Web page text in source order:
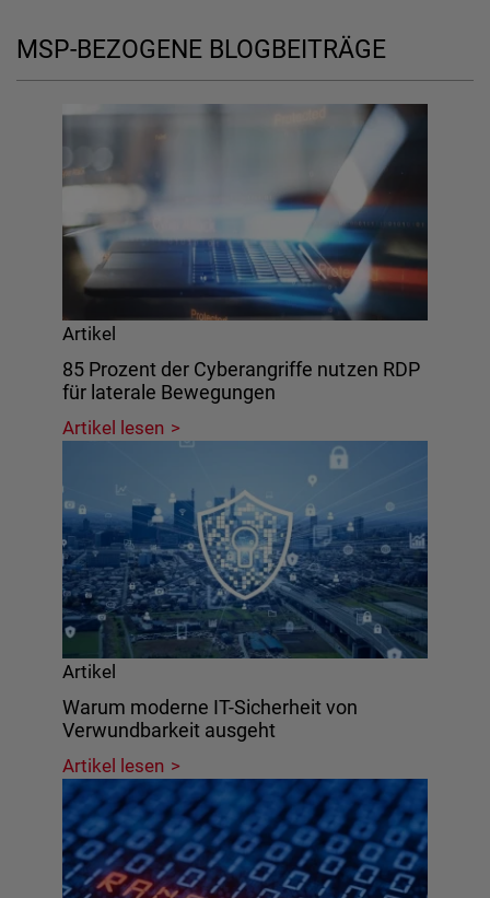
MSP-BEZOGENE BLOGBEITRÄGE
Artikel
85 Prozent der Cyberangriffe nutzen RDP
für laterale Bewegungen
Artikel lesen
Artikel
Warum moderne IT-Sicherheit von
Verwundbarkeit ausgeht
Artikel lesen